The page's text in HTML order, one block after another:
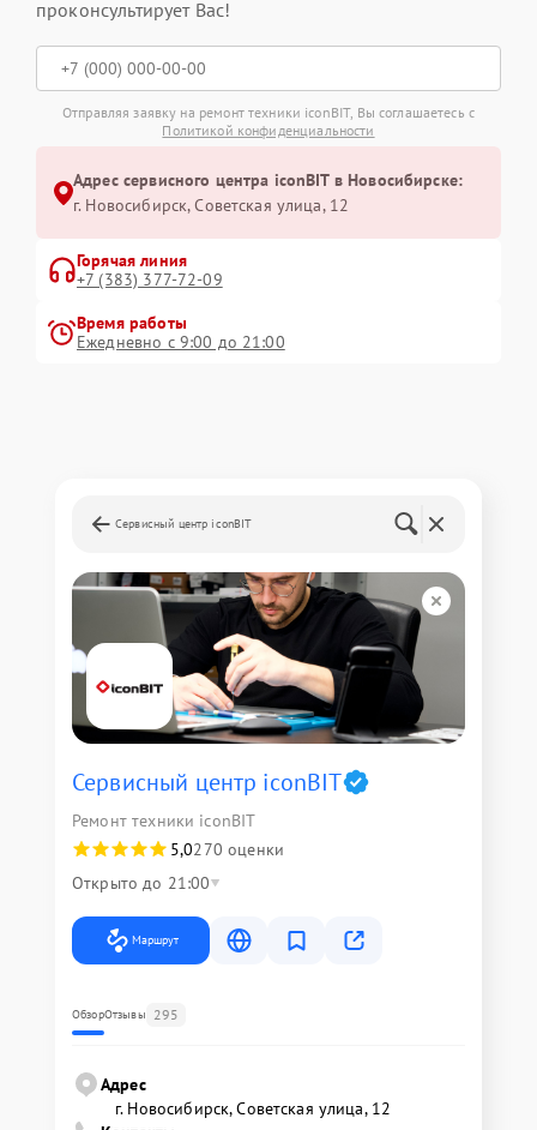
проконсультирует Вас!
Отправляя заявку на ремонт техники iconBIT, Вы соглашаетесь с
Политикой конфиденциальности
Адрес сервисного центра iconBIT в Новосибирске:
г. Новосибирск, Советская улица, 12
Горячая линия
+7 (383) 377-72-09
Время работы
Ежедневно с 9:00 до 21:00
Сервисный центр iconBIT
Сервисный центр iconBIT
Ремонт техники iconBIT
5,0270 оценки
Открыто до 21:00
Маршрут
ОбзорОтзывы 295
Адрес
г. Новосибирск, Советская улица, 12